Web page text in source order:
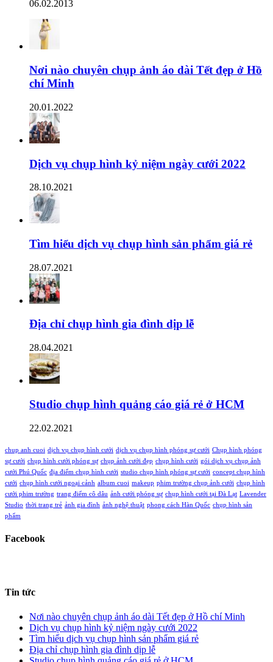
06.02.2013
Nơi nào chuyên chụp ảnh áo dài Tết đẹp ở Hồ
chí Minh
20.01.2022
Dịch vụ chụp hình kỷ niệm ngày cưới 2022
28.10.2021
Tìm hiểu dịch vụ chụp hình sản phẩm giá rẻ
28.07.2021
Địa chỉ chụp hình gia đình dịp lễ
28.04.2021
Studio chụp hình quảng cáo giá rẻ ở HCM
22.02.2021
chup anh cuoi dịch vụ chụp hình cưới dịch vụ chụp hình phóng sự cưới Chụp hình phóng
sự cưới chụp hình cưới phóng sự chụp ảnh cưới đẹp chụp hình cưới gói dịch vụ chụp ảnh
cưới Phú Quốc địa điểm chụp hình cưới studio chụp hình phóng sự cưới concept chụp hình
cưới chụp hình cưới ngoại cảnh album cuoi makeup phim trường chụp ảnh cưới chụp hình
cưới phim trường trang điểm cô dâu ảnh cưới phóng sự chụp hình cưới tại Đà Lạt Lavender
Studio thời trang trẻ ảnh gia đình ảnh nghệ thuật phong cách Hàn Quốc chụp hình sản
phẩm
Facebook
Tin tức
Nơi nào chuyên chụp ảnh áo dài Tết đẹp ở Hồ chí Minh
Dịch vụ chụp hình kỷ niệm ngày cưới 2022
Tìm hiểu dịch vụ chụp hình sản phẩm giá rẻ
Địa chỉ chụp hình gia đình dịp lễ